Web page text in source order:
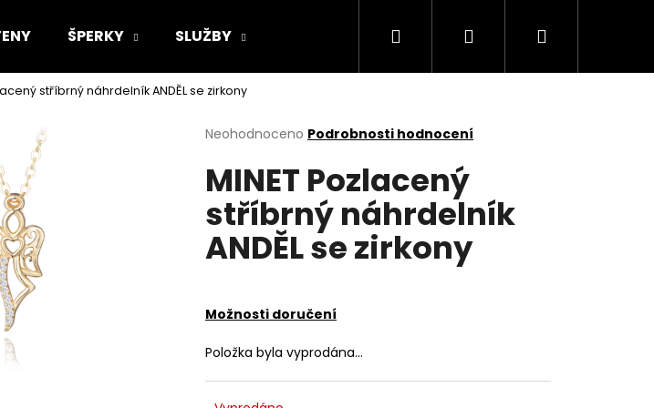
ŠPERKY SLUŽBY Hledat PřihlášeníNákupní
stříbrný náhrdelník ANDĚL se zirkony
Průměrné
produktu
je
z
hvězdiček.
Neohodnoceno Podrobnosti hodnocení
MINET Pozlacený
stříbrný náhrdelník
ANDĚL se zirkony
Možnosti doručení
Položka byla vyprodána…
najít?